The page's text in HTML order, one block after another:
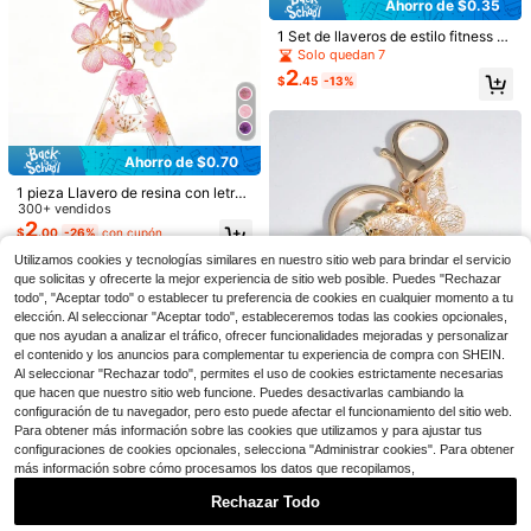
Ahorro de $0.60
1 pieza Elegante y lindo accesorio c
asual de aleación de zinc completa
mente cubierto de rhinestones, ade
cuado para fiestas, accesorios de a
utomóvil, accesorios góticos y Y2K,
accesorios de bolso, cordones con
portaidentificaciones, accesorios d
e automóvil, dijes de bolso
Establecido hace 1 año
¡Casi agotado!
Establecido hace 1 año
¡Casi agotado!
Establecido hace 1 año
¡Casi agotado!
Establecido hace 1 año
¡Casi agotado!
700+ vendidos (500+)
$2.00 -23%
Ahorro de $0.35
1 pieza Llavero de lujo con diseño d
e cereza de moda, llavero creativo
para mujer, colgante de fruta falsa d
e cristal rosa brillante
#3 Más vendidos
¡Casi agotado!
#3 Más vendidos
#3 Más vendidos
#3 Más vendidos
en Fruta Llaveros y Accesorios
¡Casi agotado!
$ 2.55 -12%
Ahorro de $0.70
1 pieza Llavero de resina con letra i
nglesa y flor seca, llavero de moda
para mujer con decoración de borla
de mariposa y bola de peluche, reg
alo para mamá y mejor amiga
300+ vendidos
$2.00 -26% con cupón
Ahorro de $0.35
1 Set de llaveros de estilo fitness Y
2K, que incluye colgantes de barra
y mancuernas, encantos para bolso
s, llaveros de pareja con estilo dep
ra amigas o recuerdos de fiesta
Solo quedan 7
$2.45 -13%
Ahorro de $0.56
1 pieza Llavero con colgante de cr
uz con resina epoxi, concha marina
y piedra, mejor decoración para co
che, bolso y regalo, accesorios ele
Clientes habituales
¡Casi agotado!
Clientes habituales
¡Casi agotado!
Clientes habituales
¡Casi agotado!
Clientes habituales
500+ vendidos
1
Utilizamos cookies y tecnologías similares en nuestro sitio web para brindar el servicio
que solicitas y ofrecerte la mejor experiencia de sitio web posible. Puedes "Rechazar
todo", "Aceptar todo" o establecer tu preferencia de cookies en cualquier momento a tu
elección. Al seleccionar "Aceptar todo", estableceremos todas las cookies opcionales,
que nos ayudan a analizar el tráfico, ofrecer funcionalidades mejoradas y personalizar
el contenido y los anuncios para complementar tu experiencia de compra con SHEIN.
Al seleccionar "Rechazar todo", permites el uso de cookies estrictamente necesarias
que hacen que nuestro sitio web funcione. Puedes desactivarlas cambiando la
configuración de tu navegador, pero esto puede afectar el funcionamiento del sitio web.
Para obtener más información sobre las cookies que utilizamos y para ajustar tus
configuraciones de cookies opcionales, selecciona "Administrar cookies". Para obtener
más información sobre cómo procesamos los datos que recopilamos,
Rechazar Todo